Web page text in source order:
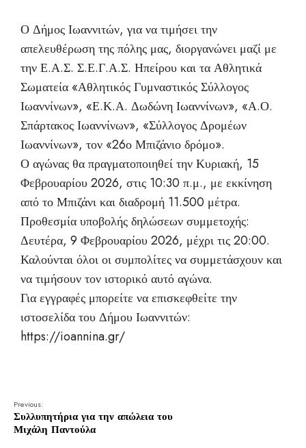
Ο Δήμος Ιωαννιτών, για να τιμήσει την
απελευθέρωση της πόλης μας, διοργανώνει μαζί με
την Ε.Α.Σ. Σ.Ε.Γ.Α.Σ. Ηπείρου και τα Αθλητικά
Σωματεία «Αθλητικός Γυμναστικός Σύλλογος
Ιωαννίνων», «Ε.Κ.Α. Δωδώνη Ιωαννίνων», «Α.Ο.
Σπάρτακος Ιωαννίνων», «Σύλλογος Δρομέων
Ιωαννίνων», τον «26ο Μπιζάνιο δρόμο».
Ο αγώνας θα πραγματοποιηθεί την Κυριακή, 15
Φεβρουαρίου 2026, στις 10:30 π.μ., με εκκίνηση
από το Μπιζάνι και διαδρομή 11.500 μέτρα.
Προθεσμία υποβολής δηλώσεων συμμετοχής:
Δευτέρα, 9 Φεβρουαρίου 2026, μέχρι τις 20:00.
Καλούνται όλοι οι συμπολίτες να συμμετάσχουν και
να τιμήσουν τον ιστορικό αυτό αγώνα.
Για εγγραφές μπορείτε να επισκεφθείτε την
ιστοσελίδα του Δήμου Ιωαννιτών:
https://ioannina.gr/
Previous:
Συλλυπητήρια για την απώλεια του
Μιχάλη Παντούλα